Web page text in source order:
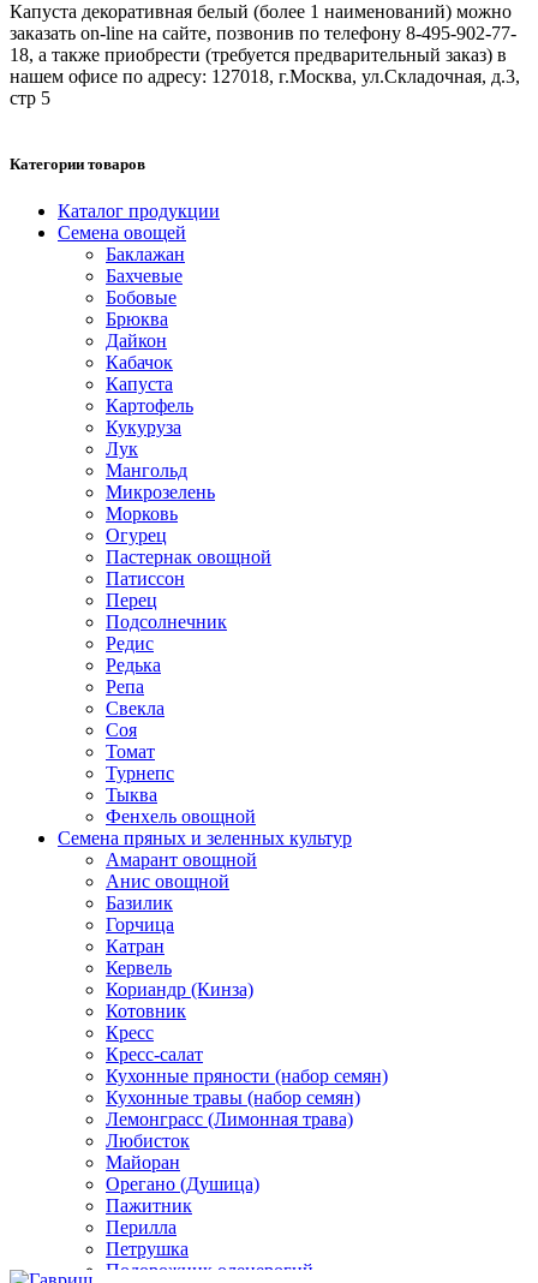
Капуста декоративная белый (более 1 наименований) можно
заказать on-line на сайте, позвонив по телефону 8-495-902-77-
18, а также приобрести (требуется предварительный заказ) в
нашем офисе по адресу: 127018, г.Москва, ул.Складочная, д.3,
стр 5
Категории товаров
Каталог продукции
Семена овощей
Баклажан
Бахчевые
Бобовые
Брюква
Дайкон
Кабачок
Капуста
Картофель
Кукуруза
Лук
Мангольд
Микрозелень
Морковь
Огурец
Пастернак овощной
Патиссон
Перец
Подсолнечник
Редис
Редька
Репа
Свекла
Соя
Томат
Турнепс
Тыква
Фенхель овощной
Семена пряных и зеленных культур
Амарант овощной
Анис овощной
Базилик
Горчица
Катран
Кервель
Кориандр (Кинза)
Котовник
Кресс
Кресс-салат
Кухонные пряности (набор семян)
Кухонные травы (набор семян)
Лемонграсс (Лимонная трава)
Любисток
Майоран
Орегано (Душица)
Пажитник
Перилла
Петрушка
Подорожник оленерогий